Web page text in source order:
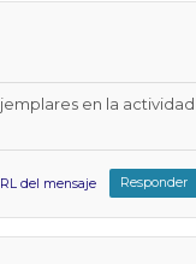
en la actividad
del mensaje Responder